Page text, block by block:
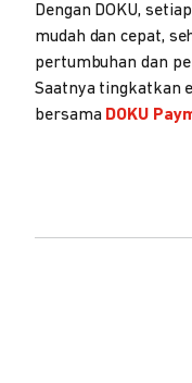
Dengan DOKU,
mudah dan cepat,
pertumbuhan dan
Saatnya tingkatkan
bersama DOKU